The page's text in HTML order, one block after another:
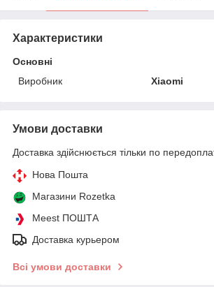
Характеристики
Основні
Виробник
Xiaomi
Умови доставки
Доставка здійснюється тільки по
Нова Пошта
Магазини Rozetka
Meest ПОШТА
Доставка курьером
Всі умови доставки